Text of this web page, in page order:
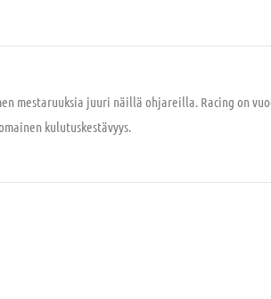
mestaruuksia juuri näillä ohjareilla. Racing on
kulutuskestävyys.